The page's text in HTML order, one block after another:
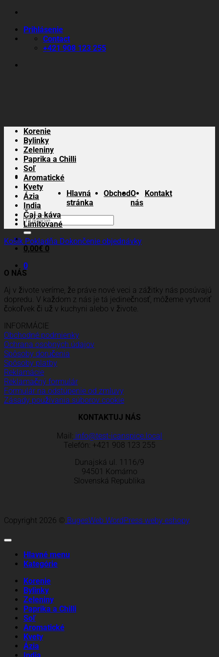
Skip
contentPrihlásenie
Contact
+421 908 123 255
Hlavná
stránka
ObchodO
nás
Kontakt
Hľadať:
0,00€ 0
0
Korenie
Bylinky
Zeleniny
Paprika a Chilli
Soľ
Aromatické
Kvety
Ázia
India
Čaj a káva
Limitované
Košík Pokladňa Dokončenie objednávky
O NÁS
Aj v živote veríme, že práve nové veci a zážitky nás posúvajú
dopredu. V každom z nás je tá jedinečnosť, môžeme vytvoriť
čokoľvek či už v kuchyni alebo v živote.
INFORMÁCIE
Obchodné podmienky
Ochrana osobných údajov
Spôsoby doručenia
Spôsoby platby
Reklamácie
Reklamačný formulár
Formulár na odstúpenie od zmluvy
Zásady používania súborov cookie
KONTAKTUJ NÁS
Mail: info@test-icanspice.local
Telefón: +421 908 123 255
Dunajská ul. 1116/9
94501 Komárno
Slovenská Republika
Copyright 2026 © BugesWeb WordPress weby eshopy
Hlavné menu
Kategórie
Korenie
Bylinky
Zeleniny
Paprika a Chilli
Soľ
Aromatické
Kvety
Ázia